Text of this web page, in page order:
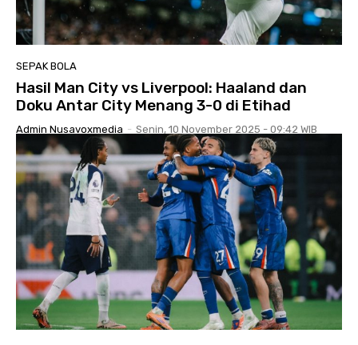
SEPAK BOLA
Hasil Man City vs Liverpool: Haaland dan
Doku Antar City Menang 3-0 di Etihad
Admin Nusavoxmedia - Senin, 10 November 2025 - 09:42 WIB